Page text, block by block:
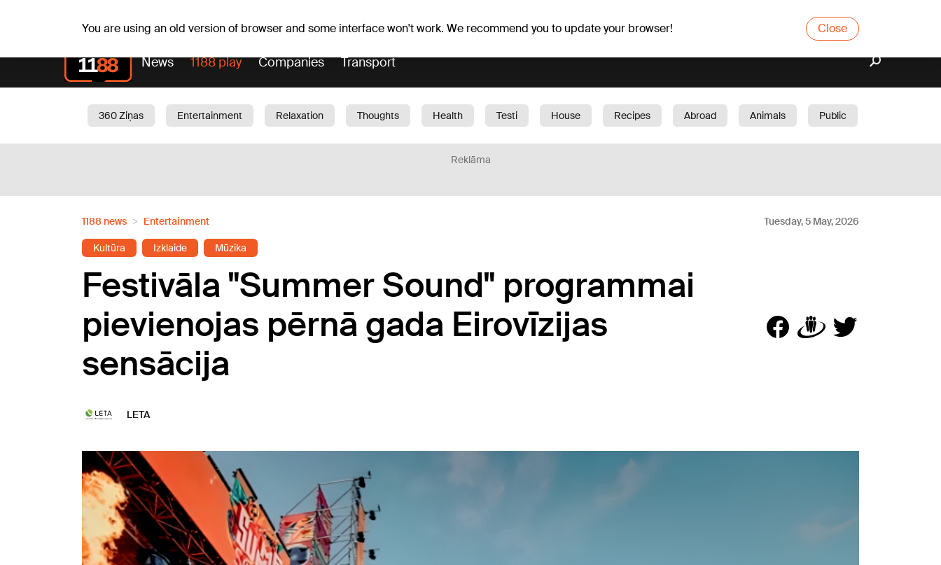
You are using an old version of browser and some interface won't work. We recommend you to update your browser! Close
News 1188 play Companies Transport
360 Ziņas Entertainment Relaxation Thoughts Health Testi House Recipes Abroad Animals
Public
Reklāma
1188 news Entertainment Tuesday, 5 May, 2026
Kultūra Izklaide Mūzika
Festivāla "Summer Sound" programmai
pievienojas pērnā gada Eirovīzijas
sensācija
LETA